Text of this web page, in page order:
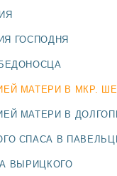
ГОСПОДНЯ
МАТЕРИ В МКР.
МАТЕРИ В
СПАСА В
ВЫРИЦКОГО